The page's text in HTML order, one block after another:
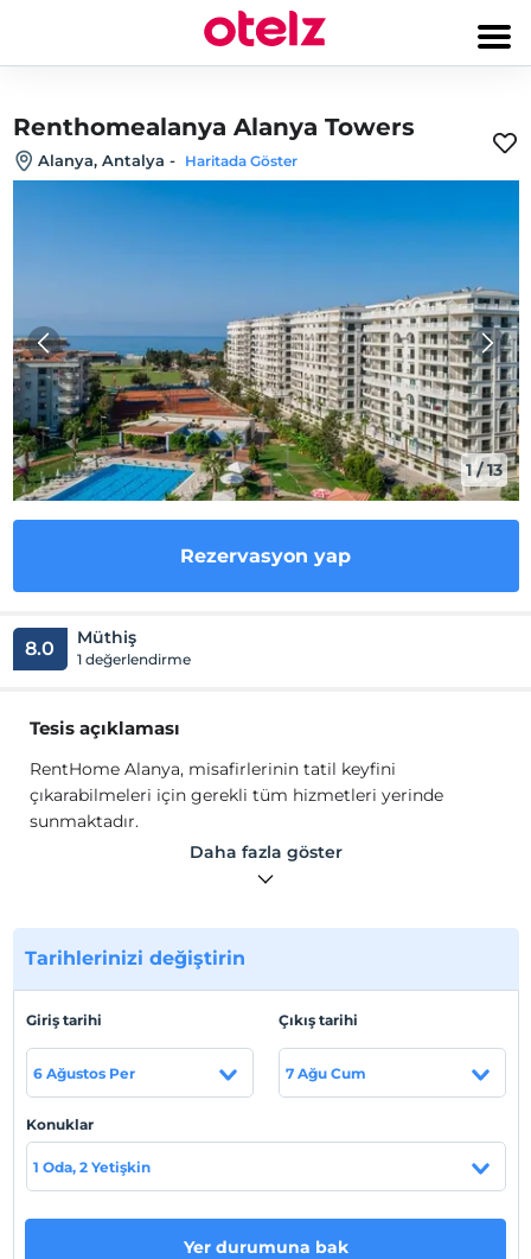
Renthomealanya Alanya Towers
Alanya, Antalya - Haritada Göster
1/13
Rezervasyon yap
8.0 Müthiş
1 değerlendirme
Tesis açıklaması
RentHome Alanya, misafirlerinin tatil keyfini
çıkarabilmeleri için gerekli tüm hizmetleri yerinde
sunmaktadır.
RentHome Alanya 7/24 güvenlik hizmeti mevcuttur.
misafirlerine konforlu bir
oturma grubu açık, havlu seti ve saç kurutma makinesi
bulunmaktadır.
Tesis lokasyon bilgileri
Tesis, Antalya Alanya'da konumlanmaktadır. Alanya
Merkez'e 15 dk. sürüş mesafesindedir.
Sahil
Sahile 500 m. uzaklıktadır.
Haritada Göster
Daha fazla göster
Tarihlerinizi değiştirin
Giriş tarihi
6 Ağustos Per
Çıkış tarihi
7 Ağu Cum
Konuklar
1 Oda, 2 Yetişkin
Yer durumuna bak